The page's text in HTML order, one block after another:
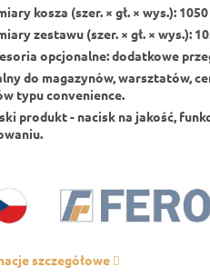
kosza (szer. × gł. × wys.):
zestawu (szer. × gł. × wys.):
opcjonalne: dodatkowe
do magazynów, warsztatów,
typu convenience.
produkt - nacisk na jakość,
szczegółowe